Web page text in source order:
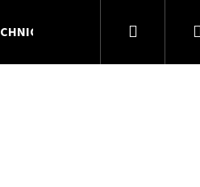
PLYNY KONTAKTY
Hledat